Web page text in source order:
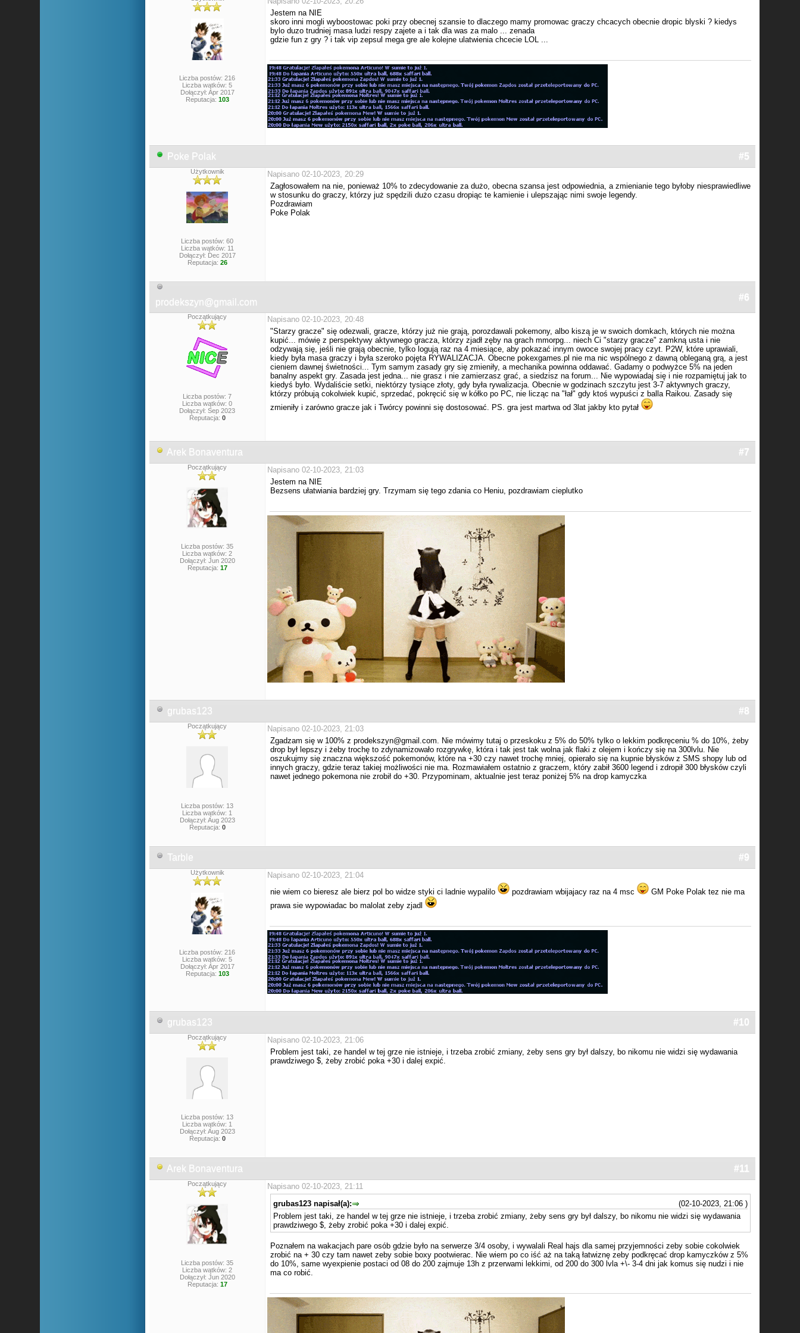
Liczba postów: 216
Liczba wątków: 5
Dołączył: Apr 2017
Reputacja: 103
Jestem na NIE
skoro inni mogli wyboostowac poki przy obecnej szansie to dlaczego mamy promowac graczy chcacych obecnie dropic blyski ? kiedys
bylo duzo trudniej masa ludzi respy zajete a i tak dla was za malo ... zenada
gdzie fun z gry ? i tak vip zepsul mega gre ale kolejne ulatwienia chcecie LOL ...
Poke Polak #5
Użytkownik
Liczba postów: 60
Liczba wątków: 11
Dołączył: Dec 2017
Reputacja: 26
Napisano 02-10-2023, 20:29
Zagłosowałem na nie, ponieważ 10% to zdecydowanie za dużo, obecna szansa jest odpowiednia, a zmienianie tego byłoby niesprawiedliwe
w stosunku do graczy, którzy już spędzili dużo czasu dropiąc te kamienie i ulepszając nimi swoje legendy.
Pozdrawiam
Poke Polak
prodekszyn@gmail.com #6
Początkujący
Liczba postów: 7
Liczba wątków: 0
Dołączył: Sep 2023
Reputacja: 0
Napisano 02-10-2023, 20:48
"Starzy gracze" się odezwali, gracze, którzy już nie grają, porozdawali pokemony, albo kiszą je w swoich domkach, których nie można
kupić... mówię z perspektywy aktywnego gracza, którzy zjadł zęby na grach mmorpg... niech Ci "starzy gracze" zamkną usta i nie
odzywają się, jeśli nie grają obecnie, tylko logują raz na 4 miesiące, aby pokazać innym owoce swojej pracy czyt. P2W, które uprawiali,
kiedy była masa graczy i była szeroko pojęta RYWALIZACJA. Obecne pokexgames.pl nie ma nic wspólnego z dawną obleganą grą, a jest
cieniem dawnej świetności... Tym samym zasady gry się zmieniły, a mechanika powinna oddawać. Gadamy o podwyżce 5% na jeden
banalny aspekt gry. Zasada jest jedna... nie grasz i nie zamierzasz grać, a siedzisz na forum... Nie wypowiadaj się i nie rozpamiętuj jak to
kiedyś było. Wydaliście setki, niektórzy tysiące złoty, gdy była rywalizacja. Obecnie w godzinach szczytu jest 3-7 aktywnych graczy,
którzy próbują cokolwiek kupić, sprzedać, pokręcić się w kółko po PC, nie licząc na "łał" gdy ktoś wypuści z balla Raikou. Zasady się
zmieniły i zarówno gracze jak i Twórcy powinni się dostosować. PS. gra jest martwa od 3lat jakby kto pytał
Arek Bonaventura #7
Początkujący
Liczba postów: 35
Liczba wątków: 2
Dołączył: Jun 2020
Reputacja: 17
Napisano 02-10-2023, 21:03
Jestem na NIE
Bezsens ułatwiania bardziej gry. Trzymam się tego zdania co Heniu, pozdrawiam cieplutko
grubas123 #8
Początkujący
Liczba postów: 13
Liczba wątków: 1
Dołączył: Aug 2023
Reputacja: 0
Napisano 02-10-2023, 21:03
Zgadzam się w 100% z prodekszyn@gmail.com. Nie mówimy tutaj o przeskoku z 5% do 50% tylko o lekkim podkręceniu % do 10%, żeby
drop był lepszy i żeby trochę to zdynamizowało rozgrywkę, która i tak jest tak wolna jak flaki z olejem i kończy się na 300lvlu. Nie
oszukujmy się znaczna większość pokemonów, które na +30 czy nawet trochę mniej, opierało się na kupnie błysków z SMS shopy lub od
innych graczy, gdzie teraz takiej możliwości nie ma. Rozmawiałem ostatnio z graczem, który zabił 3600 legend i zdropił 300 błysków czyli
nawet jednego pokemona nie zrobił do +30. Przypominam, aktualnie jest teraz poniżej 5% na drop kamyczka
Tarble #9
Użytkownik
Liczba postów: 216
Liczba wątków: 5
Dołączył: Apr 2017
Reputacja: 103
Napisano 02-10-2023, 21:04
nie wiem co bieresz ale bierz pol bo widze styki ci ladnie wypalilo
pozdrawiam wbijajacy raz na 4 msc
GM Poke Polak tez nie ma
prawa sie wypowiadac bo malolat zeby zjadl
grubas123 #10
Początkujący
Liczba postów: 13
Liczba wątków: 1
Dołączył: Aug 2023
Reputacja: 0
Napisano 02-10-2023, 21:06
Problem jest taki, ze handel w tej grze nie istnieje, i trzeba zrobić zmiany, żeby sens gry był dalszy, bo nikomu nie widzi się wydawania
prawdziwego $, żeby zrobić poka +30 i dalej expić.
Arek Bonaventura #11
Początkujący
Liczba postów: 35
Liczba wątków: 2
Dołączył: Jun 2020
Reputacja: 17
Napisano 02-10-2023, 21:11
(02-10-2023, 21:06 )
grubas123 napisał(a):
Problem jest taki, ze handel w tej grze nie istnieje, i trzeba zrobić zmiany, żeby sens gry był dalszy, bo nikomu nie widzi się wydawania
prawdziwego $, żeby zrobić poka +30 i dalej expić.
Poznałem na wakacjach pare osób gdzie było na serwerze 3/4 osoby, i wywalali Real hajs dla samej przyjemności zeby sobie cokolwiek
zrobić na + 30 czy tam nawet zeby sobie boxy pootwierac. Nie wiem po co iść aż na taką łatwiznę zeby podkręcać drop kamyczków z 5%
do 10%, same wyexpienie postaci od 08 do 200 zajmuje 13h z przerwami lekkimi, od 200 do 300 lvla +\- 3-4 dni jak komus się nudzi i nie
ma co robić.